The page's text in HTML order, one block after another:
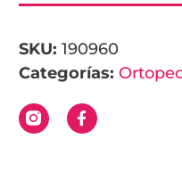
SKU: 190960
Categorías: